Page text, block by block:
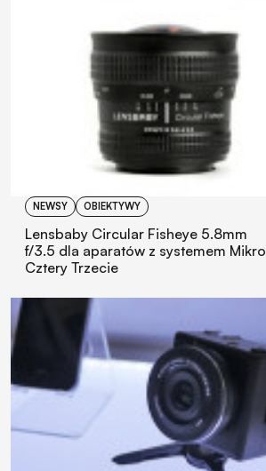
NEWSY OBIEKTYWY
Lensbaby Circular Fisheye 5.8mm
f/3.5 dla aparatów z systemem Mikro
Cztery Trzecie